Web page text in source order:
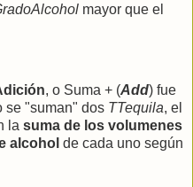
mayor que el
, o Suma + (Add) fue
se "suman" dos TTequila, el
la suma de los volumenes
alcohol de cada uno según